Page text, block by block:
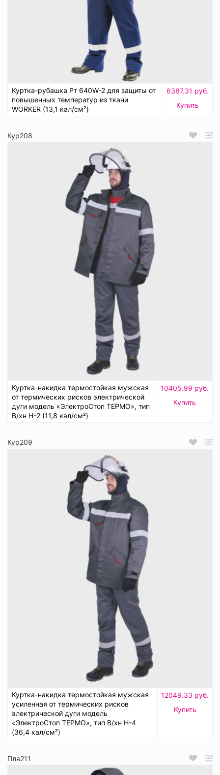
Куртка-рубашка Рт 640W-2 для защиты от
повышенных температур из ткани
WORKER (13,1 кал/см²)
6387.31 руб.
Купить
Кур208
Куртка-накидка термостойкая мужская
от термических рисков электрической
дуги модель «ЭлектроСтоп ТЕРМО», тип
В/хн Н-2 (11,8 кал/см²)
10405.99 руб.
Купить
Кур209
Куртка-накидка термостойкая мужская
усиленная от термических рисков
электрической дуги модель
«ЭлектроСтоп ТЕРМО», тип В/хн Н-4
(36,4 кал/см²)
12049.33 руб.
Купить
Пла211